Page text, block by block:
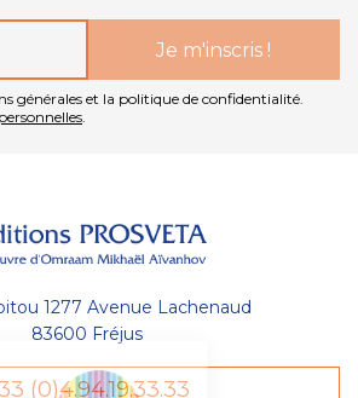
générales et la politique de confidentialité.
.
1277 Avenue Lachenaud
83600 Fréjus
(0)4.94.19.33.33